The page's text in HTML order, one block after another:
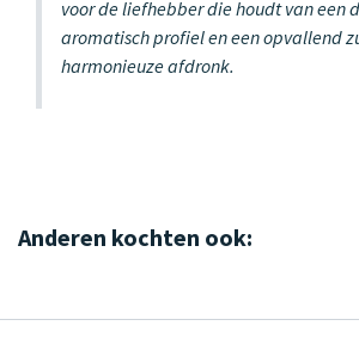
voor de liefhebber die houdt van een
aromatisch profiel en een opvallend
harmonieuze afdronk.
Anderen kochten ook: